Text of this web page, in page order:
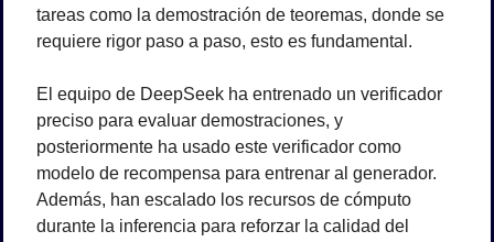
tareas como la demostración de teoremas, donde se
requiere rigor paso a paso, esto es fundamental.
El equipo de DeepSeek ha entrenado un verificador
preciso para evaluar demostraciones, y
posteriormente ha usado este verificador como
modelo de recompensa para entrenar al generador.
Además, han escalado los recursos de cómputo
durante la inferencia para reforzar la calidad del